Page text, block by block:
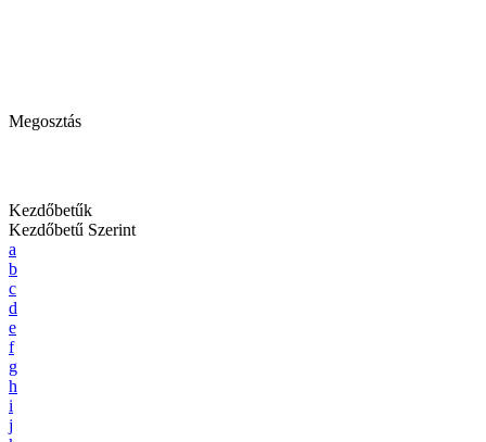
Megosztás
Kezdőbetűk
Kezdőbetű Szerint
a
b
c
d
e
f
g
h
i
j